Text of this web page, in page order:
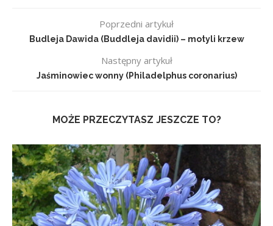
Poprzedni artykuł
Budleja Dawida (Buddleja davidii) – motyli krzew
Następny artykuł
Jaśminowiec wonny (Philadelphus coronarius)
MOŻE PRZECZYTASZ JESZCZE TO?